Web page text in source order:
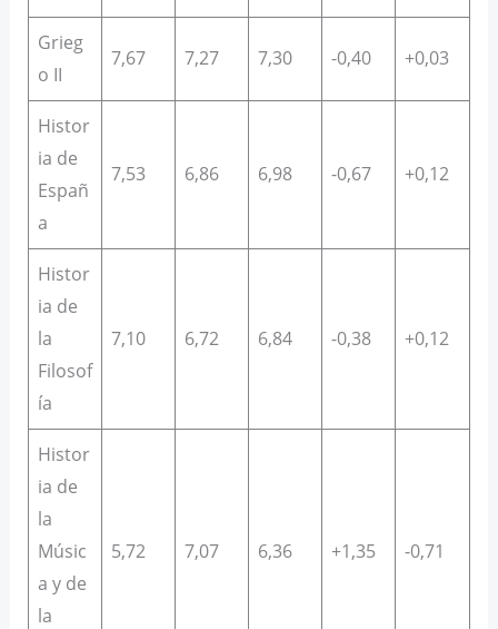
Grieg
o II
7,67 7,27 7,30 -0,40 +0,03
Histor
ia de
Españ
a
7,53 6,86 6,98 -0,67 +0,12
Histor
ia de
la
Filosof
ía
7,10 6,72 6,84 -0,38 +0,12
Histor
ia de
la
Músic
a y de
la
5,72 7,07 6,36 +1,35 -0,71